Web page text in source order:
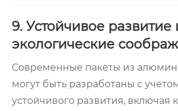
9. Устойчивое развитие
экологические
Современные пакеты из
могут быть разработаны с
устойчивого развития, включая